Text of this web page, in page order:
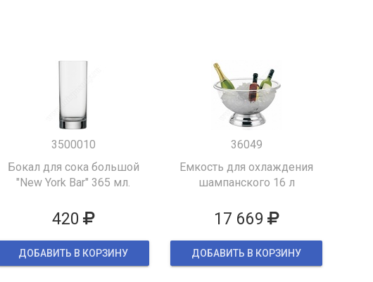
3500010
Бокал для сока большой
"New York Bar" 365 мл.
420
ДОБАВИТЬ В КОРЗИНУ
36049
Емкость для охлаждения
шампанского 16 л
17 669
ДОБАВИТЬ В КОРЗИНУ